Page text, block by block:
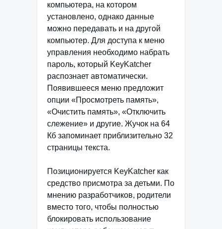
компьютера, на котором
установлено, однако данные
можно передавать и на другой
компьютер. Для доступа к меню
управления необходимо набрать
пароль, который KeyKatcher
распознает автоматически.
Появившееся меню предложит
опции «Просмотреть память»,
«Очистить память», «Отключить
слежение» и другие. Жучок на 64
Кб запоминает приблизительно 32
страницы текста.
Позиционируется KeyKatcher как
средство присмотра за детьми. По
мнению разработчиков, родители
вместо того, чтобы полностью
блокировать использование